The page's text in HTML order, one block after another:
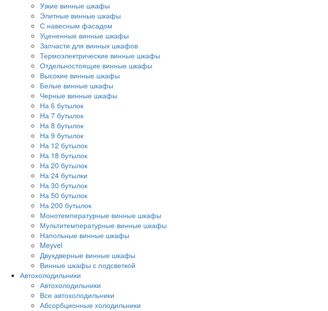
Узкие винные шкафы
Элитные винные шкафы
С навесным фасадом
Уцененные винные шкафы
Запчасти для винных шкафов
Термоэлектрические винные шкафы
Отдельностоящие винные шкафы
Высокие винные шкафы
Белые винные шкафы
Черные винные шкафы
На 6 бутылок
На 7 бутылок
На 8 бутылок
На 9 бутылок
На 12 бутылок
На 18 бутылок
На 20 бутылок
На 24 бутылки
На 30 бутылок
На 50 бутылок
На 200 бутылок
Монотемпературные винные шкафы
Мультитемпературные винные шкафы
Напольные винные шкафы
Meyvel
Двухдверные винные шкафы
Винные шкафы с подсветкой
Автохолодильники
Автохолодильники
Все автохолодильники
Абсорбционные холодильники